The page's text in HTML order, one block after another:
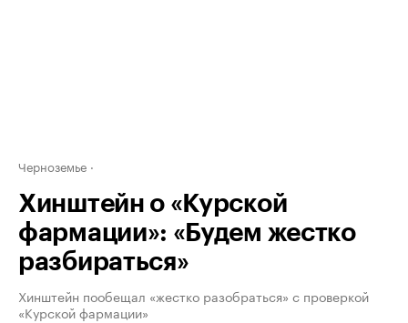
Черноземье
Хинштейн о «Курской
фармации»: «Будем жестко
разбираться»
Хинштейн пообещал «жестко разобраться» с проверкой
«Курской фармации»